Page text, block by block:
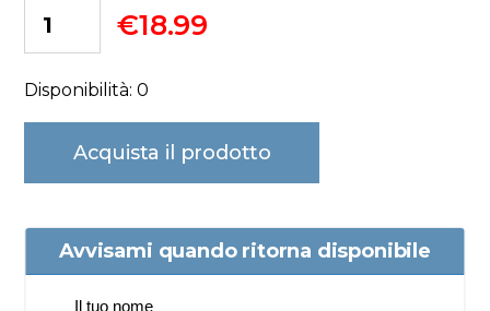
€18.99
Disponibilità: 0
Acquista il prodotto
Avvisami quando ritorna disponibile